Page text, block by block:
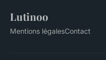
Lutinoo
Mentions légalesContact